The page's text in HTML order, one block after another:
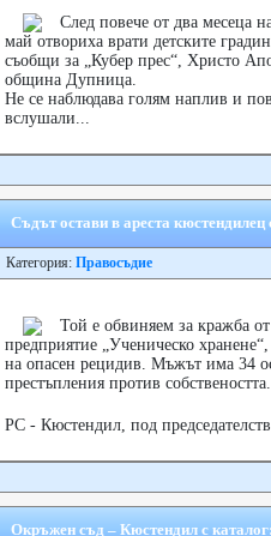
След повече от два месеца
май отвориха врати детските
съобщи за „Кубер прес“, Христо
община Дупница.
Не се наблюдава голям наплив и
вслушали...
Съдът остави в арестa кюстендилец
Категория: Правосъдие
Той е обвиняем за кражба
предприятие „Ученическо
на опасен рецидив. Мъжът има 34
престъпления против собствеността.
РС - Кюстендил, под
Окръжен съд – Кюстендил с